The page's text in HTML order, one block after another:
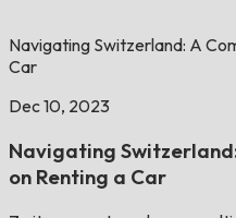
Navigating Switzerland: A
Car
Dec 10, 2023
Navigating
on Renting a Car